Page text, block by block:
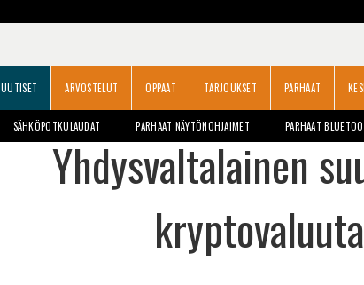
UUTISET ARVOSTELUT OPPAAT TARJOUKSET PARHAAT
SÄHKÖPOTKULAUDAT PARHAAT NÄYTÖNOHJAIMET PARHAAT
Yhdysvaltalainen